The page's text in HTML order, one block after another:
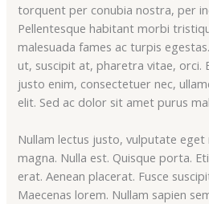
torquent per conubia nostra, per
Pellentesque habitant morbi
malesuada fames ac turpis
ut, suscipit at, pharetra vitae, orci.
justo enim, consectetuer nec,
elit. Sed ac dolor sit amet purus
Nullam lectus justo, vulputate
magna. Nulla est. Quisque porta.
erat. Aenean placerat. Fusce
Maecenas lorem. Nullam sapien